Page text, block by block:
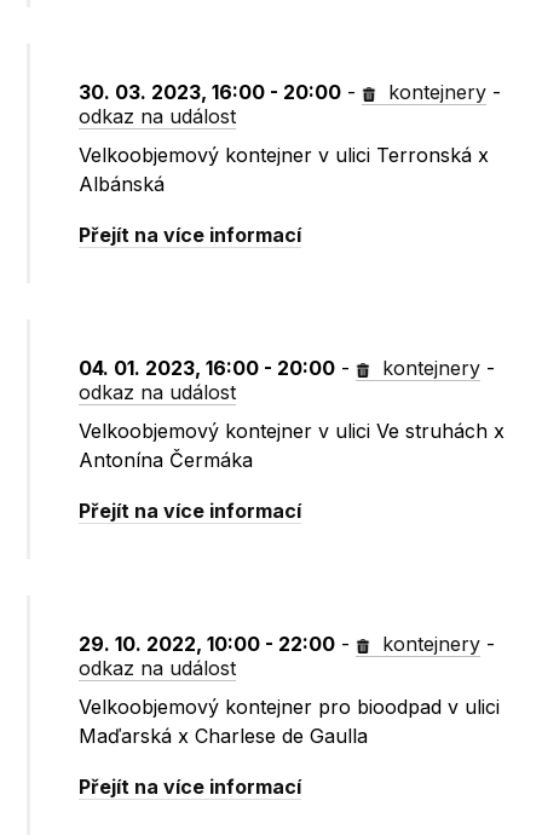
30. 03. 2023, 16:00 - 20:00 - kontejnery -
odkaz na událost
Velkoobjemový kontejner v ulici Terronská x
Albánská
Přejít na více informací
04. 01. 2023, 16:00 - 20:00 - kontejnery -
odkaz na událost
Velkoobjemový kontejner v ulici Ve struhách x
Antonína Čermáka
Přejít na více informací
29. 10. 2022, 10:00 - 22:00 - kontejnery -
odkaz na událost
Velkoobjemový kontejner pro bioodpad v ulici
Maďarská x Charlese de Gaulla
Přejít na více informací